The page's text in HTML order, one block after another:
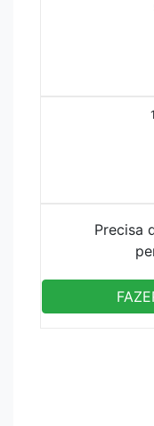
Precisa